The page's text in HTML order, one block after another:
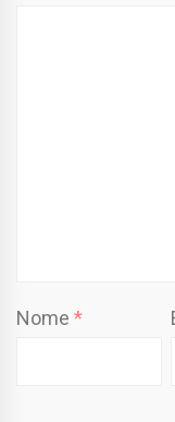
Nome *